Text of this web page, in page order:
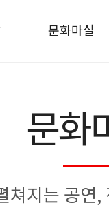
문화마실
문화
쳐지는 공연